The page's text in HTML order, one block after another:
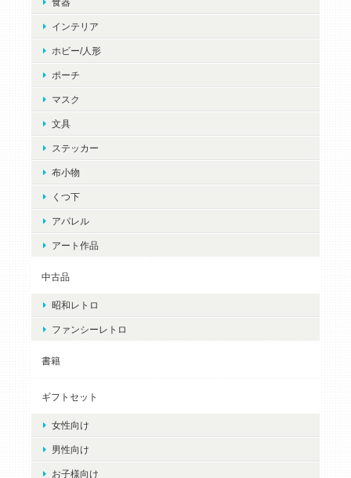
インテリア
ホビー/人形
ポーチ
マスク
文具
ステッカー
布小物
くつ下
アパレル
アート作品
中古品
昭和レトロ
ファンシーレトロ
書籍
ギフトセット
女性向け
男性向け
お子様向け